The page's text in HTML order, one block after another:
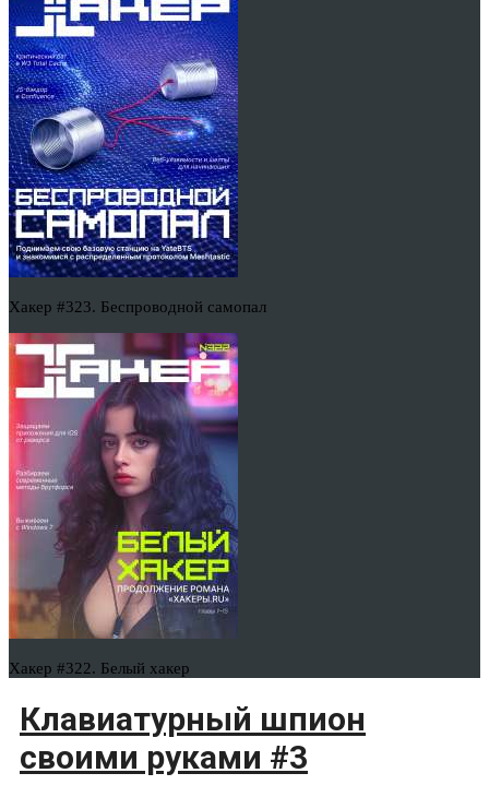
Хакер #323. Беспроводной самопал
Хакер #322. Белый хакер
Клавиатурный шпион
своими руками #3